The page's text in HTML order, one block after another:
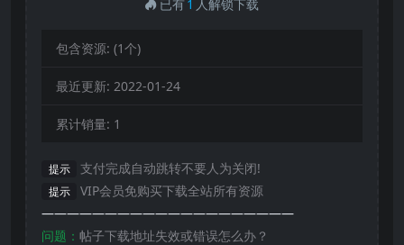
已有1 人解锁下载
包含资源: (1个)
最近更新: 2022-01-24
累计销量: 1
提示 支付完成自动跳转不要人为关闭!
提示
VIP会员免购买下载全站所有资源
————————————————————
问题： 帖子下载地址失效或错误怎么办？